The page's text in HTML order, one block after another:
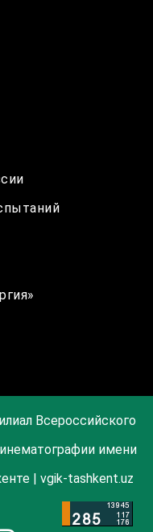
Всероссийского
имени
| vgik-tashkent.uz